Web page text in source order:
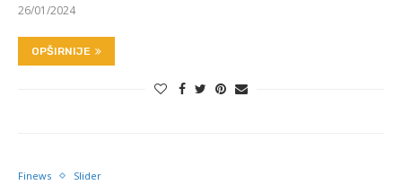
26/01/2024
OPŠIRNIJE
Finews Slider